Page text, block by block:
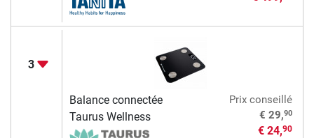
3
Balance connectée
Taurus Wellness
Prix conseillé
€ 29,90
€ 24,90